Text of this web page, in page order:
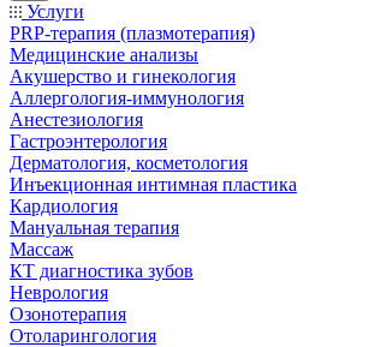
Услуги
PRP-терапия (плазмотерапия)
Медицинские анализы
Акушерство и гинекология
Аллергология-иммунология
Анестезиология
Гастроэнтерология
Дерматология, косметология
Инъекционная интимная пластика
Кардиология
Мануальная терапия
Массаж
КТ диагностика зубов
Неврология
Озонотерапия
Отоларингология